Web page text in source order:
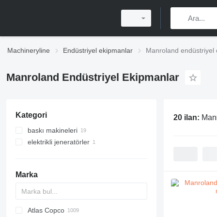
Machineryline Endüstriyel ekipmanlar Manroland endüstriyel
Manroland Endüstriyel Ekipmanlar
Kategori
baskı makineleri
ofset baskı makineleri
elektrikli jeneratörler
Marka
PDS
APD
AB
Ensis
VZ
AG3
Atlas Copco
20 ilan: